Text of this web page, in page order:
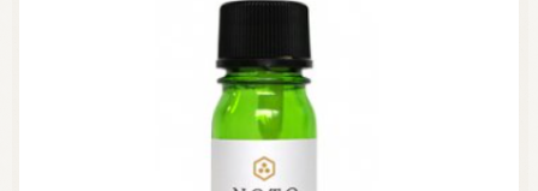
おすすめ商品 ５選